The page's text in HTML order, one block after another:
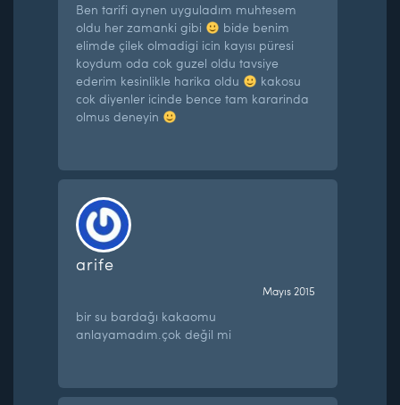
Ben tarifi aynen uyguladım muhtesem
oldu her zamanki gibi
bide benim
elimde çilek olmadigi icin kayısı püresi
koydum oda cok guzel oldu tavsiye
ederim kesinlikle harika oldu
kakosu
cok diyenler icinde bence tam kararinda
olmus deneyin
arife
Mayıs 2015
bir su bardağı kakaomu
anlayamadım.çok değil mi